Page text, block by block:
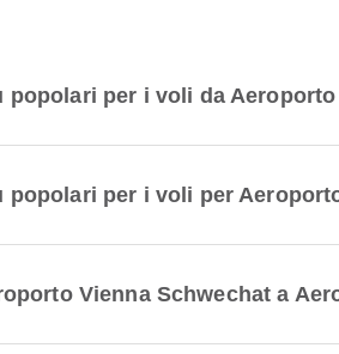
per i voli da
per i voli per
Vienna Schwechat a